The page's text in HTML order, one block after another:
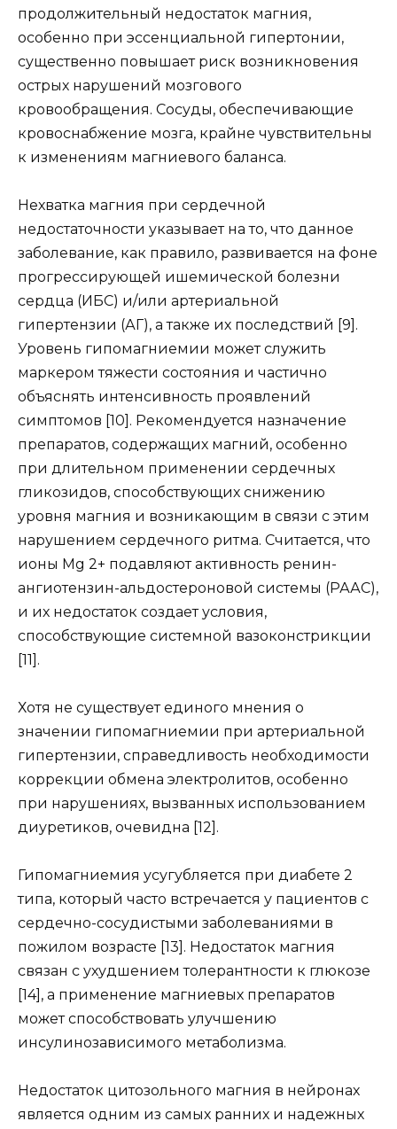
продолжительный недостаток магния,
особенно при эссенциальной гипертонии,
существенно повышает риск возникновения
острых нарушений мозгового
кровообращения. Сосуды, обеспечивающие
кровоснабжение мозга, крайне чувствительны
к изменениям магниевого баланса.
Нехватка магния при сердечной
недостаточности указывает на то, что данное
заболевание, как правило, развивается на фоне
прогрессирующей ишемической болезни
сердца (ИБС) и/или артериальной
гипертензии (АГ), а также их последствий [9].
Уровень гипомагниемии может служить
маркером тяжести состояния и частично
объяснять интенсивность проявлений
симптомов [10]. Рекомендуется назначение
препаратов, содержащих магний, особенно
при длительном применении сердечных
гликозидов, способствующих снижению
уровня магния и возникающим в связи с этим
нарушением сердечного ритма. Считается, что
ионы Mg 2+ подавляют активность ренин-
ангиотензин-альдостероновой системы (РААС),
и их недостаток создает условия,
способствующие системной вазоконстрикции
[11].
Хотя не существует единого мнения о
значении гипомагниемии при артериальной
гипертензии, справедливость необходимости
коррекции обмена электролитов, особенно
при нарушениях, вызванных использованием
диуретиков, очевидна [12].
Гипомагниемия усугубляется при диабете 2
типа, который часто встречается у пациентов с
сердечно-сосудистыми заболеваниями в
пожилом возрасте [13]. Недостаток магния
связан с ухудшением толерантности к глюкозе
[14], а применение магниевых препаратов
может способствовать улучшению
инсулинозависимого метаболизма.
Недостаток цитозольного магния в нейронах
является одним из самых ранних и надежных